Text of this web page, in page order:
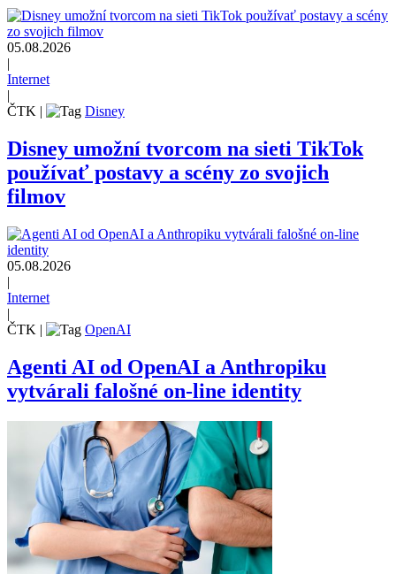
05.08.2026
|
Internet
|
ČTK | Disney
Disney umožní tvorcom na sieti TikTok
používať postavy a scény zo svojich
filmov
05.08.2026
|
Internet
|
ČTK | OpenAI
Agenti AI od OpenAI a Anthropiku
vytvárali falošné on-line identity